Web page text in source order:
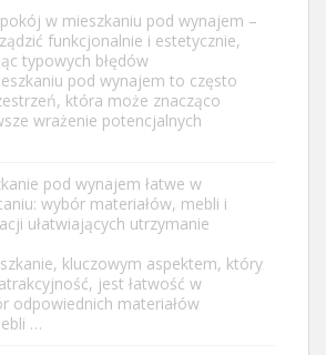
w mieszkaniu pod wynajem –
funkcjonalnie i estetycznie,
typowych błędów
pod wynajem to często
która może znacząco
wrażenie potencjalnych
pod wynajem łatwe w
wybór materiałów, mebli i
ułatwiających utrzymanie
kluczowym aspektem, który
jest łatwość w
odpowiednich materiałów
…